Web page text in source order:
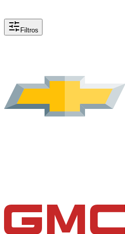
Filtros